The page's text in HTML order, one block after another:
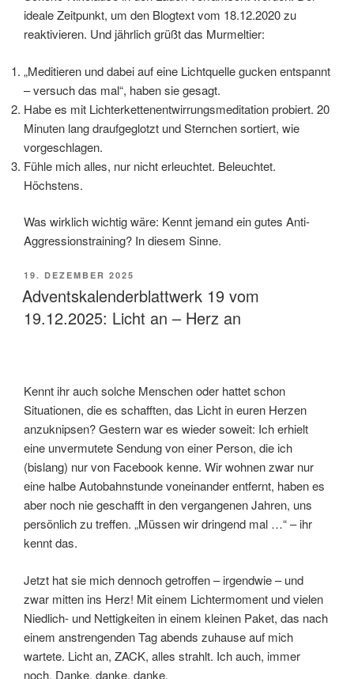
ideale Zeitpunkt, um den Blogtext vom 18.12.2020 zu
reaktivieren. Und jährlich grüßt das Murmeltier:
„Meditieren und dabei auf eine Lichtquelle gucken entspannt
– versuch das mal“, haben sie gesagt.
Habe es mit Lichterkettenentwirrungsmeditation probiert. 20
Minuten lang draufgeglotzt und Sternchen sortiert, wie
vorgeschlagen.
Fühle mich alles, nur nicht erleuchtet. Beleuchtet.
Höchstens.
Was wirklich wichtig wäre: Kennt jemand ein gutes Anti-
Aggressionstraining? In diesem Sinne.
VERÖFFENTLICHT
AM
19. DEZEMBER 2025
Adventskalenderblattwerk 19 vom
19.12.2025: Licht an – Herz an
Kennt ihr auch solche Menschen oder hattet schon
Situationen, die es schafften, das Licht in euren Herzen
anzuknipsen? Gestern war es wieder soweit: Ich erhielt
eine unvermutete Sendung von einer Person, die ich
(bislang) nur von Facebook kenne. Wir wohnen zwar nur
eine halbe Autobahnstunde voneinander entfernt, haben es
aber noch nie geschafft in den vergangenen Jahren, uns
persönlich zu treffen. „Müssen wir dringend mal …“ – ihr
kennt das.
Jetzt hat sie mich dennoch getroffen – irgendwie – und
zwar mitten ins Herz! Mit einem Lichtermoment und vielen
Niedlich- und Nettigkeiten in einem kleinen Paket, das nach
einem anstrengenden Tag abends zuhause auf mich
wartete. Licht an, ZACK, alles strahlt. Ich auch, immer
noch. Danke, danke, danke.